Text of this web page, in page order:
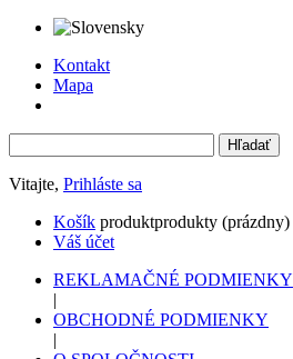
Kontakt
Mapa
Vitajte, Prihláste sa
Košík produktprodukty (prázdny)
Váš účet
REKLAMAČNÉ PODMIENKY
|
OBCHODNÉ PODMIENKY
|